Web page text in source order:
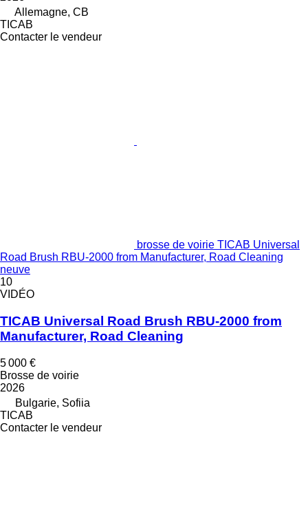
Allemagne, CB
TICAB
Contacter le vendeur
brosse de voirie TICAB Universal
Road Brush RBU-2000 from Manufacturer, Road Cleaning
neuve
10
VIDÉO
TICAB Universal Road Brush RBU-2000 from
Manufacturer, Road Cleaning
5 000 €
Brosse de voirie
2026
Bulgarie, Sofiia
TICAB
Contacter le vendeur